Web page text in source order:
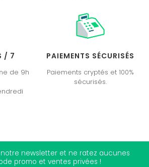
/ 7
de 9h
PAIEMENTS SÉCURISÉS
Paiements cryptés et 100%
sécurisés.
newsletter et ne ratez aucunes
promo et ventes privées !